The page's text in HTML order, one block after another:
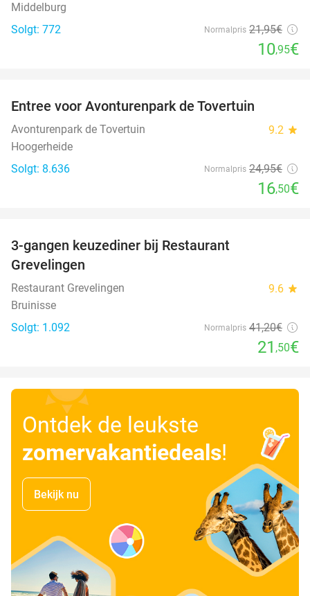
Middelburg
Solgt: 772
Normalpris 21,95€
10,95€
Entree voor Avonturenpark de Tovertuin
Avonturenpark de Tovertuin 9.2 star
Hoogerheide
Solgt: 8.636
Normalpris 24,95€
16,50€
3-gangen keuzediner bij Restaurant
Grevelingen
Restaurant Grevelingen 9.6 star
Bruinisse
Solgt: 1.092
Normalpris 41,20€
21 ,50€
Ontdek de leukste
zomervakantiedeals!
Bekijk nu